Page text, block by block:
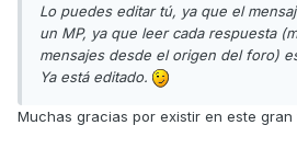
Lo puedes editar tú, ya que el
un MP, ya que leer cada respuesta
mensajes desde el origen del foro)
Ya está editado.
Muchas gracias por existir en este gran